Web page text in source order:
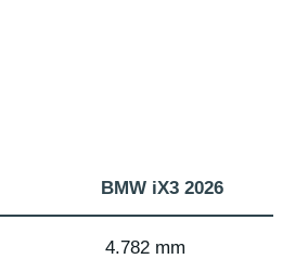
BMW iX3 2026
4.782 mm